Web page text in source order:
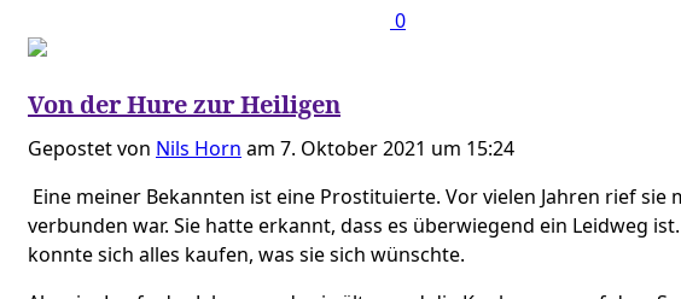
0
Von der Hure zur Heiligen
Gepostet von Nils Horn am 7. Oktober 2021 um 15:24
Eine meiner Bekannten ist eine Prostituierte. Vor vielen Jahren rief
verbunden war. Sie hatte erkannt, dass es überwiegend ein Leidweg
konnte sich alles kaufen, was sie sich wünschte.